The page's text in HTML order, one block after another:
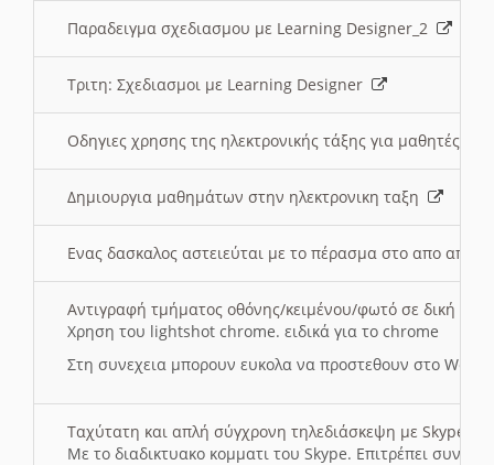
Παραδειγμα σχεδιασμου με Learning Designer_2
Τριτη: Σχεδιασμοι με Learning Designer
Οδηγιες χρησης της ηλεκτρονικής τάξης για μαθητές
Δημιουργια μαθημάτων στην ηλεκτρονικη ταξη
Ενας δασκαλος αστειεύται με το πέρασμα στο απο
Αντιγραφή τμήματος οθόνης/κειμένου/φωτό σε δική
Χρηση του lightshot chrome. ειδικά για το chrome
Στη συνεχεια μπορουν ευκολα να προστεθουν στο Word
Ταχύτατη και απλή σύγχρονη τηλεδιάσκεψη με Skype
Με το διαδικτυακο κομματι του Skype. Επιτρέπει